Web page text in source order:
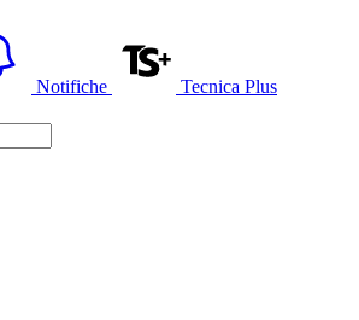
Notifiche Tecnica Plus